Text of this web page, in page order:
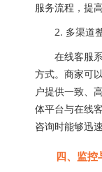
服务流程，提
2. 多渠道
在线客服系
方式。商家可
户提供一致、
体平台与在线
咨询时能够迅
四、监控